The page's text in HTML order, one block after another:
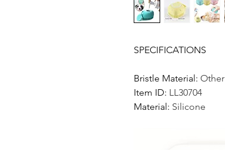
SPECIFICATIONS
Bristle Material: Other
Item ID: LL30704
Material: Silicone